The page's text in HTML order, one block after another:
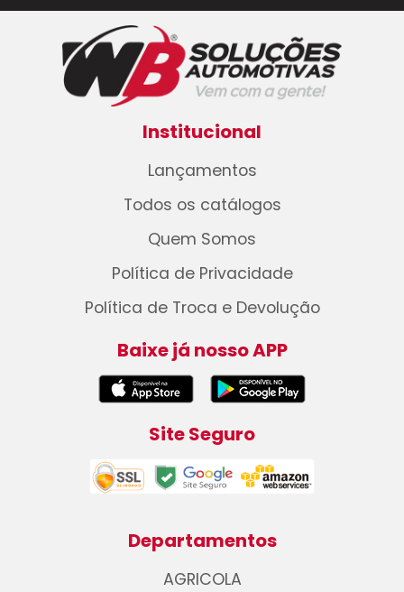
Institucional
Lançamentos
Todos os catálogos
Quem Somos
Política de Privacidade
Política de Troca e Devolução
Baixe já nosso APP
Site Seguro
Departamentos
AGRICOLA